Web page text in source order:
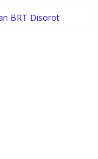
BRT Disorot
Impian SMPN 4
di Usia 20-an